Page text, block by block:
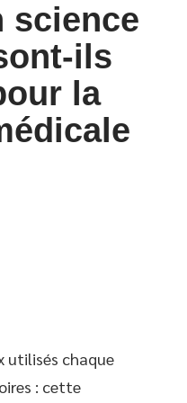
science
ils
la
utilisés chaque
: cette